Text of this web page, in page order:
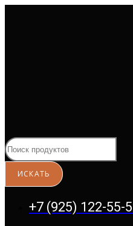
+7 (925) 122-55-